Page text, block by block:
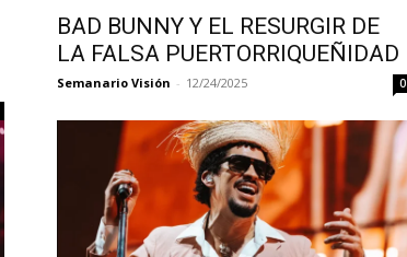
BAD BUNNY Y EL RESURGIR DE
LA FALSA PUERTORRIQUEÑIDAD
Semanario Visión - 12/24/2025 0